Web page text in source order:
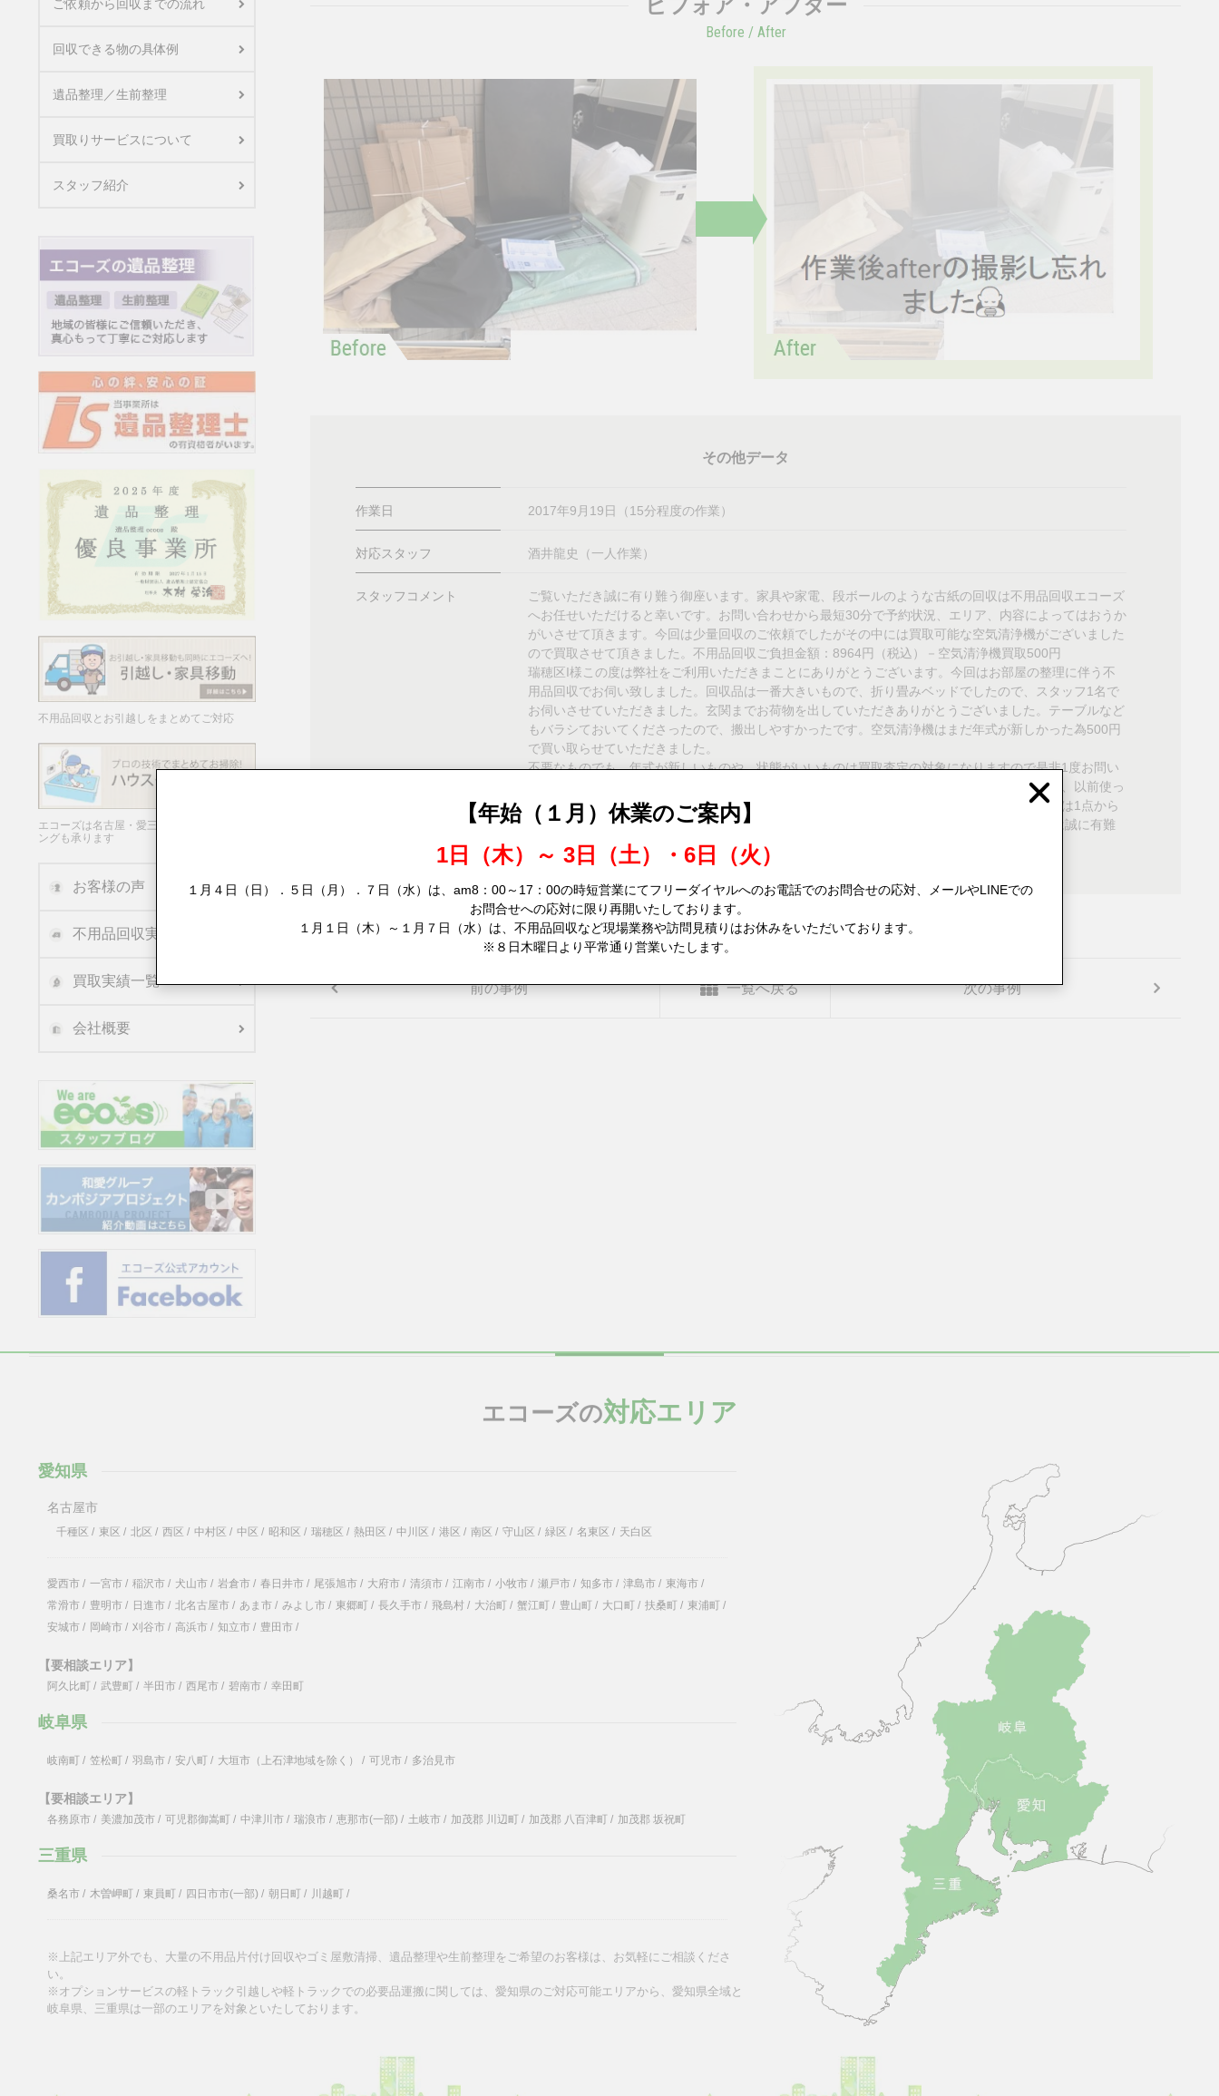
ご依頼から回収までの流れ
回収できる物の具体例
遺品整理／生前整理
買取りサービスについて
スタッフ紹介
不用品回収とお引越しをまとめてご対応
エコーズは名古屋・愛三岐でハウスクリーニ
ングも承ります
お客様の声
不用品回収実績
買取実績一覧
会社概要
ビフォア・アフター
Before / After
その他データ
作業日 2017年9月19日（15分程度の作業）
対応スタッフ 酒井龍史（一人作業）
スタッフコメント
ご覧いただき誠に有り難う御座います。家具や家電、段ボールのような古紙の回収は不用品回収エコーズ
へお任せいただけると幸いです。お問い合わせから最短30分で予約状況、エリア、内容によってはおうか
がいさせて頂きます。今回は少量回収のご依頼でしたがその中には買取可能な空気清浄機がございました
ので買取させて頂きました。不用品回収ご負担金額：8964円（税込）－空気清浄機買取500円
瑞穂区I様この度は弊社をご利用いただきまことにありがとうございます。今回はお部屋の整理に伴う不
用品回収でお伺い致しました。回収品は一番大きいもので、折り畳みベッドでしたので、スタッフ1名で
お伺いさせていただきました。玄関までお荷物を出していただきありがとうございました。テーブルなど
もバラシておいてくださったので、搬出しやすかったです。空気清浄機はまだ年式が新しかった為500円
で買い取らせていただきました。
不要なものでも、年式が新しいものや、状態がいいものは買取査定の対象になりますので是非1度お問い
合わせ下さい。マンションやアパートにお住まいの方は、家具や家電など新しく買い替える際、以前使っ
ていたものを保管するスペースがない為処分を検討される方も多いと思いますが、エコーズでは1点から
の少量回収でも喜んでお伺いいたしますので、是非お気軽にお問い合わせ下さい。I様この度は誠に有難
うございました。
前の事例 一覧へ戻る 次の事例
エコーズの対応エリア
愛知県
名古屋市
千種区 / 東区 / 北区 / 西区 / 中村区 / 中区 / 昭和区 / 瑞穂区 / 熱田区 / 中川区 / 港区 / 南区 / 守山区 / 緑区 / 名東区 / 天白区
愛西市 / 一宮市 / 稲沢市 / 犬山市 / 岩倉市 / 春日井市 / 尾張旭市 / 大府市 / 清須市 / 江南市 / 小牧市 / 瀬戸市 / 知多市 / 津島市 / 東海市 /
常滑市 / 豊明市 / 日進市 / 北名古屋市 / あま市 / みよし市 / 東郷町 / 長久手市 / 飛島村 / 大治町 / 蟹江町 / 豊山町 / 大口町 / 扶桑町 / 東浦町 /
安城市 / 岡崎市 / 刈谷市 / 高浜市 / 知立市 / 豊田市 /
【要相談エリア】
阿久比町 / 武豊町 / 半田市 / 西尾市 / 碧南市 / 幸田町
岐阜県
岐南町 / 笠松町 / 羽島市 / 安八町 / 大垣市（上石津地域を除く） / 可児市 / 多治見市
【要相談エリア】
各務原市 / 美濃加茂市 / 可児郡御嵩町 / 中津川市 / 瑞浪市 / 恵那市(一部) / 土岐市 / 加茂郡 川辺町 / 加茂郡 八百津町 / 加茂郡 坂祝町
三重県
桑名市 / 木曽岬町 / 東員町 / 四日市市(一部) / 朝日町 / 川越町 /
※上記エリア外でも、大量の不用品片付け回収やゴミ屋敷清掃、遺品整理や生前整理をご希望のお客様は、お気軽にご相談くださ
い。
※オプションサービスの軽トラック引越しや軽トラックでの必要品運搬に関しては、愛知県のご対応可能エリアから、愛知県全域と
岐阜県、三重県は一部のエリアを対象といたしております。
【年始（１月）休業のご案内】
1日（木）～ 3日（土）・6日（火）
１月４日（日）．５日（月）．７日（水）は、am8：00～17：00の時短営業にてフリーダイヤルへのお電話でのお問合せの応対、メールやLINEでの
お問合せへの応対に限り再開いたしております。
１月１日（木）～１月７日（水）は、不用品回収など現場業務や訪問見積りはお休みをいただいております。
※８日木曜日より平常通り営業いたします。
Close